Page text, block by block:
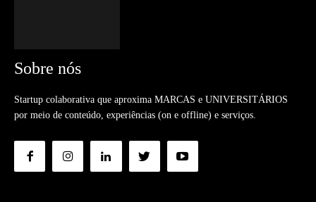
Sobre nós
Startup colaborativa que aproxima MARCAS e UNIVERSITÁRIOS
por meio de conteúdo, experiências (on e offline) e serviços.